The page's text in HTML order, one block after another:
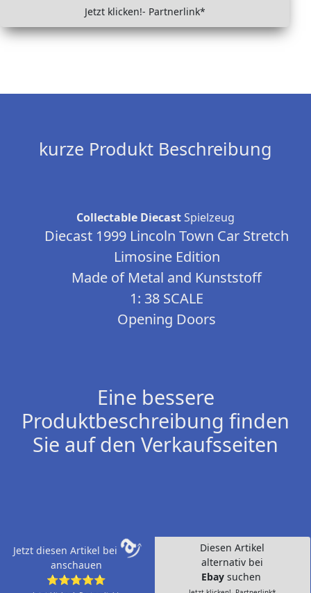
Jetzt klicken!- Partnerlink*
kurze Produkt Beschreibung
Collectable DiecastSpielzeug
Diecast 1999 Lincoln Town Car Stretch
Limosine Edition
Made of Metal and Kunststoff
1: 38 SCALE
Opening Doors
Eine bessere
Produktbeschreibung finden
Sie auf den Verkaufsseiten
Jetzt diesen Artikel bei
anschauen
⭐⭐⭐⭐⭐
Diesen Artikel
alternativ bei
Ebay suchen